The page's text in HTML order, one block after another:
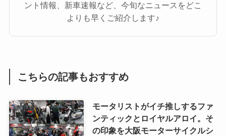
ント情報、新車速報など、今旬なニュースをどこ
よりも早くご紹介します♪
こちらの記事もおすすめ
モータリストがイチ推しするファ
ンティックとロイヤルアロイ。そ
の印象を大阪モーターサイクルシ